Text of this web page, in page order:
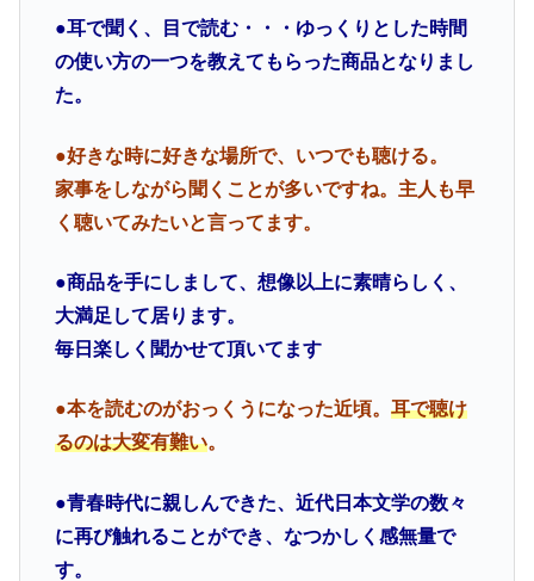
●耳で聞く、目で読む・・・ ゆっくりとした時間
の使い方の一つを教えてもらった商品となりまし
た。
●好きな時に好きな場所で、いつでも聴ける。
家事をしながら聞くことが多いですね。主人も早
く聴いてみたいと言ってます。
●商品を手にしまして、想像以上に素晴らしく、
大満足して居ります。
毎日楽しく聞かせて頂いてます
●本を読むのがおっくうになった近頃。 耳で聴け
るのは大変有難い。
●青春時代に親しんできた、近代日本文学の数々
に再び触れることができ、なつかしく感無量で
す。